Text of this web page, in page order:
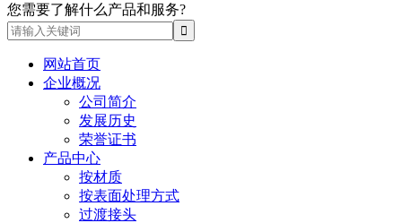
您需要了解什么产品和服务?
网站首页
企业概况
公司简介
发展历史
荣誉证书
产品中心
按材质
按表面处理方式
过渡接头